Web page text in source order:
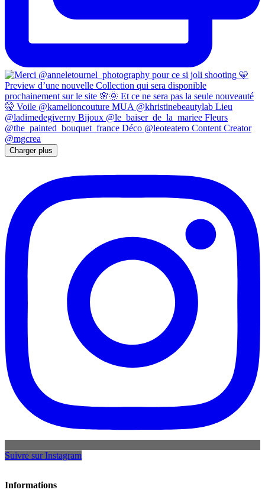
Charger plus
Suivre sur Instagram
Informations